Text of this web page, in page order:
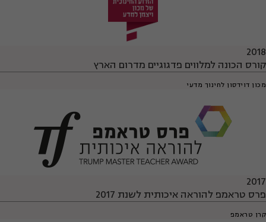
2018
קורס הכונה למלווים פדגוגיים מדרום הארץ
מכון דוידסון לחינוך מדעי
2017
פרס טראמפ להוראה איכותית לשנת 2017
קרן טראמפ